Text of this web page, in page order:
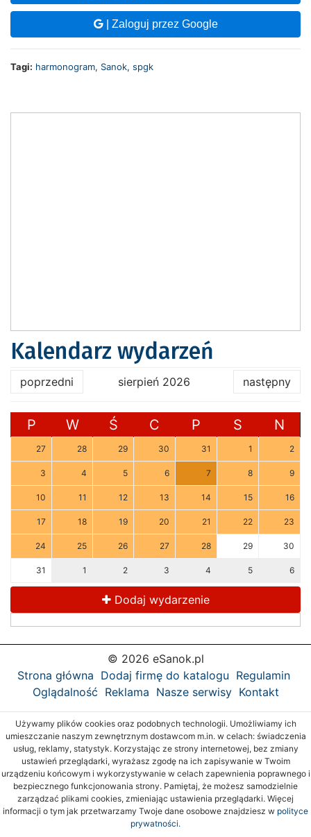
| Zaloguj przez Google
Tagi: harmonogram, Sanok, spgk
Kalendarz wydarzeń
poprzedni sierpień 2026 następny
P W Ś C P S N
27 28 29 30 31 1 2
3 4 5 6 7 8 9
10 11 12 13 14 15 16
17 18 19 20 21 22 23
24 25 26 27 28 29 30
31 1 2 3 4 5 6
Dodaj wydarzenie
© 2026 eSanok.pl
Strona główna Dodaj firmę do katalogu Regulamin
Oglądalność Reklama Nasze serwisy Kontakt
Używamy plików cookies oraz podobnych technologii. Umożliwiamy ich
umieszczanie naszym zewnętrznym dostawcom m.in. w celach: świadczenia
usług, reklamy, statystyk. Korzystając ze strony internetowej, bez zmiany
ustawień przeglądarki, wyrażasz zgodę na ich zapisywanie w Twoim
urządzeniu końcowym i wykorzystywanie w celach zapewnienia poprawnego i
bezpiecznego funkcjonowania strony. Pamiętaj, że możesz samodzielnie
zarządzać plikami cookies, zmieniając ustawienia przeglądarki. Więcej
informacji o tym jak przetwarzamy Twoje dane osobowe znajdziesz w polityce
prywatności.